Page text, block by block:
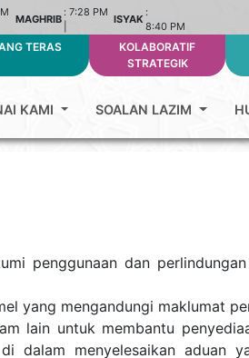
MAGHRIB
: 7:28 PM
ISYAK
:
8:40 PM
TERAS
KOLABORATIF
STRATEGIK
KAMI SOALAN LAZIM
penggunaan dan
yang mengandungi maklumat
lain untuk membantu
menyelesaikan aduan